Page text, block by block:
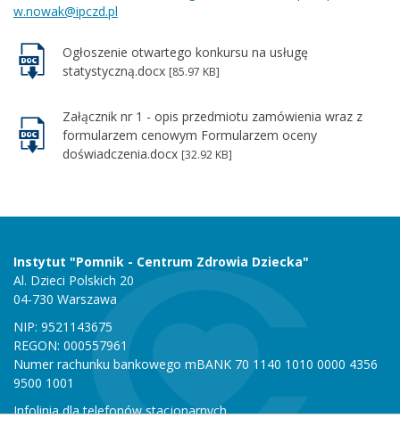
w.nowak@ipczd.pl
Ogłoszenie otwartego konkursu na usługę
statystyczną.docx [85.97 KB]
Załącznik nr 1 - opis przedmiotu zamówienia wraz z
formularzem cenowym Formularzem oceny
doświadczenia.docx [32.92 KB]
Instytut "Pomnik - Centrum Zdrowia Dziecka"
Al. Dzieci Polskich 20
04-730 Warszawa
NIP: 9521143675
REGON: 000557961
Numer rachunku bankowego mBANK 70 1140 1010 0000 4356
9500 1001
Infolinia dla telefonów stacjonarnych